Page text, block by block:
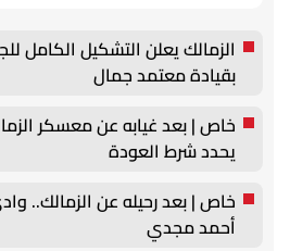
الزمالك يعلن التشكيل الكامل
بقيادة معتمد جمال
خاص | بعد غيابه عن معسكر
يحدد شرط العودة
خاص | بعد رحيله عن الزمالك..
أحمد مجدي